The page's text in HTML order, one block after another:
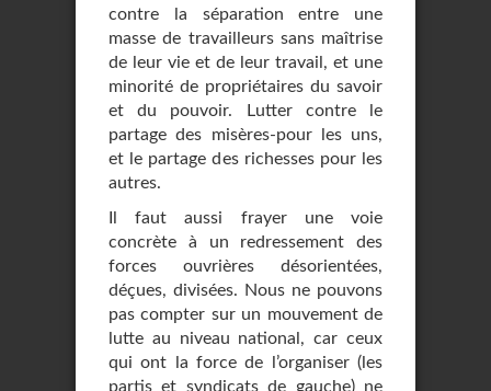
contre la séparation entre une
masse de travailleurs sans maîtrise
de leur vie et de leur travail, et une
minorité de propriétaires du savoir
et du pouvoir. Lutter contre le
partage des misères-pour les uns,
et le partage des richesses pour les
autres.
Il faut aussi frayer une voie
concrète à un redressement des
forces ouvrières désorientées,
déçues, divisées. Nous ne pouvons
pas compter sur un mouvement de
lutte au niveau national, car ceux
qui ont la force de l’organiser (les
partis et syndicats de gauche) ne